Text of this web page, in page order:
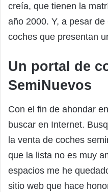
creía, que tienen la
año 2000. Y, a pesar
coches que presentan
Un portal de
SemiNuevos
Con el fin de ahondar
buscar en Internet.
la venta de coches
que la lista no es muy
espacios me he
sitio web que hace